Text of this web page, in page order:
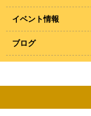
イベント情報
ブログ